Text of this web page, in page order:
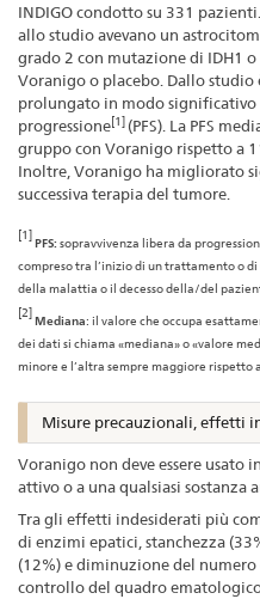
INDIGO condotto su 331
allo studio avevano un
grado 2 con mutazione di IDH1
Voranigo o placebo. Dallo studio
prolungato in modo significativo
progressione[1] (PFS). La PFS
gruppo con Voranigo rispetto a
Inoltre, Voranigo ha migliorato
successiva terapia del tumore.
[1]
PFS:sopravvivenza libera da
compreso tra l’inizio di un trattamento o
della malattia o il decesso della/del
[2]
Mediana: il valore che occupa
dei dati si chiama «mediana» o «valore
minore e l’altra sempre maggiore rispetto
Misure precauzionali, effetti
Voranigo non deve essere usato
attivo o a una qualsiasi sostanza
Tra gli effetti indesiderati più
di enzimi epatici, stanchezza
(12%) e diminuzione del
controllo del quadro